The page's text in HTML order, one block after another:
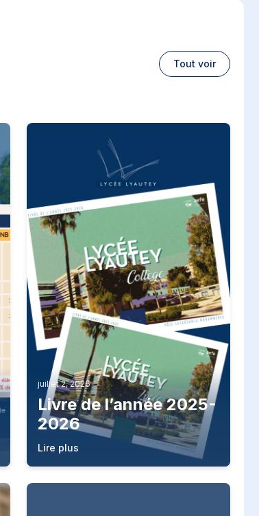
Tout voir
juillet 2, 2026
Livre de l’année 2025-
2026
Lire plus